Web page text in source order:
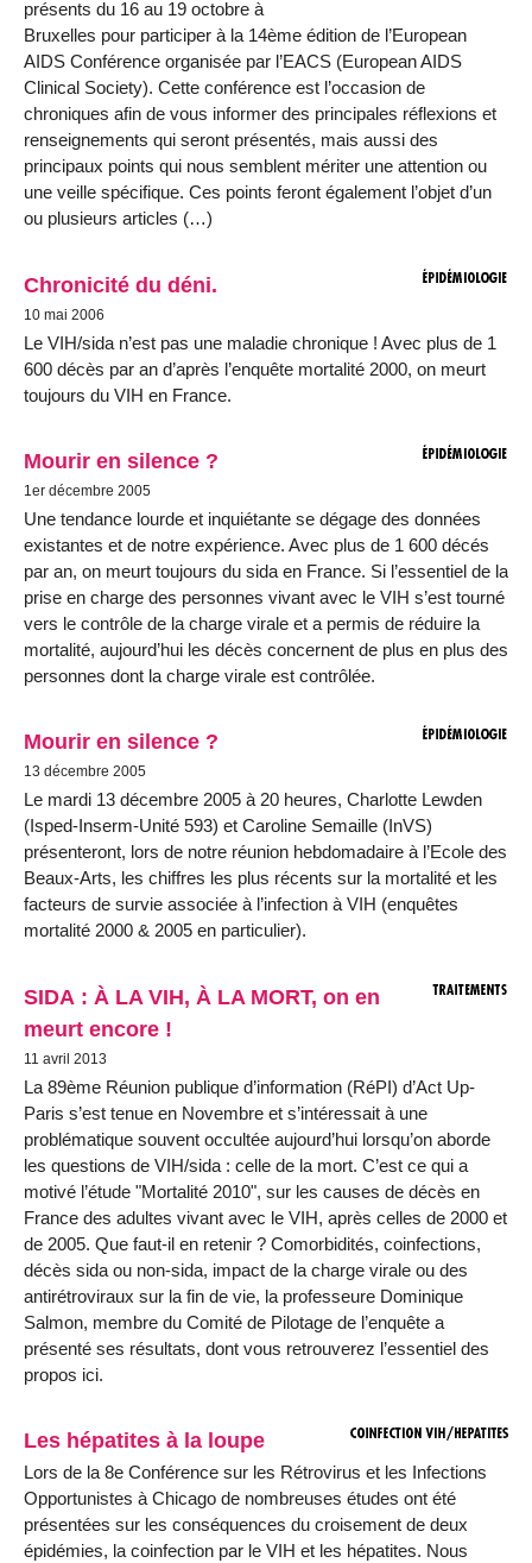
présents du 16 au 19 octobre à
Bruxelles pour participer à la 14ème édition de l’European
AIDS Conférence organisée par l’EACS (European AIDS
Clinical Society). Cette conférence est l’occasion de
chroniques afin de vous informer des principales réflexions et
renseignements qui seront présentés, mais aussi des
principaux points qui nous semblent mériter une attention ou
une veille spécifique. Ces points feront également l’objet d’un
ou plusieurs articles (…)
Chronicité du déni.
10 mai 2006
Le VIH/sida n’est pas une maladie chronique ! Avec plus de 1
600 décès par an d’après l’enquête mortalité 2000, on meurt
toujours du VIH en France.
Mourir en silence ?
1er décembre 2005
Une tendance lourde et inquiétante se dégage des données
existantes et de notre expérience. Avec plus de 1 600 décés
par an, on meurt toujours du sida en France. Si l’essentiel de la
prise en charge des personnes vivant avec le VIH s’est tourné
vers le contrôle de la charge virale et a permis de réduire la
mortalité, aujourd’hui les décès concernent de plus en plus des
personnes dont la charge virale est contrôlée.
Mourir en silence ?
13 décembre 2005
Le mardi 13 décembre 2005 à 20 heures, Charlotte Lewden
(Isped-Inserm-Unité 593) et Caroline Semaille (InVS)
présenteront, lors de notre réunion hebdomadaire à l’Ecole des
Beaux-Arts, les chiffres les plus récents sur la mortalité et les
facteurs de survie associée à l’infection à VIH (enquêtes
mortalité 2000 & 2005 en particulier).
SIDA : À LA VIH, À LA MORT, on en
meurt encore !
11 avril 2013
La 89ème Réunion publique d’information (RéPI) d’Act Up-
Paris s’est tenue en Novembre et s’intéressait à une
problématique souvent occultée aujourd’hui lorsqu’on aborde
les questions de VIH/sida : celle de la mort. C’est ce qui a
motivé l’étude "Mortalité 2010", sur les causes de décès en
France des adultes vivant avec le VIH, après celles de 2000 et
de 2005. Que faut-il en retenir ? Comorbidités, coinfections,
décès sida ou non-sida, impact de la charge virale ou des
antirétroviraux sur la fin de vie, la professeure Dominique
Salmon, membre du Comité de Pilotage de l’enquête a
présenté ses résultats, dont vous retrouverez l’essentiel des
propos ici.
Les hépatites à la loupe
Lors de la 8e Conférence sur les Rétrovirus et les Infections
Opportunistes à Chicago de nombreuses études ont été
présentées sur les conséquences du croisement de deux
épidémies, la coinfection par le VIH et les hépatites. Nous